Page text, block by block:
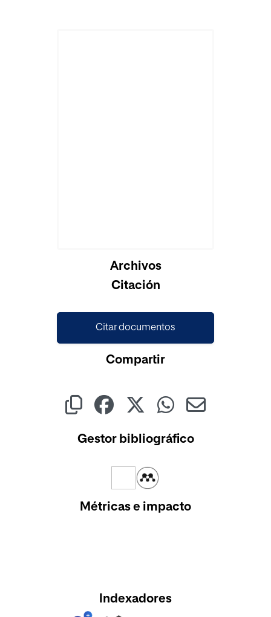
Archivos
Citación
Citar documentos
Compartir
Gestor bibliográfico
Métricas e impacto
Indexadores